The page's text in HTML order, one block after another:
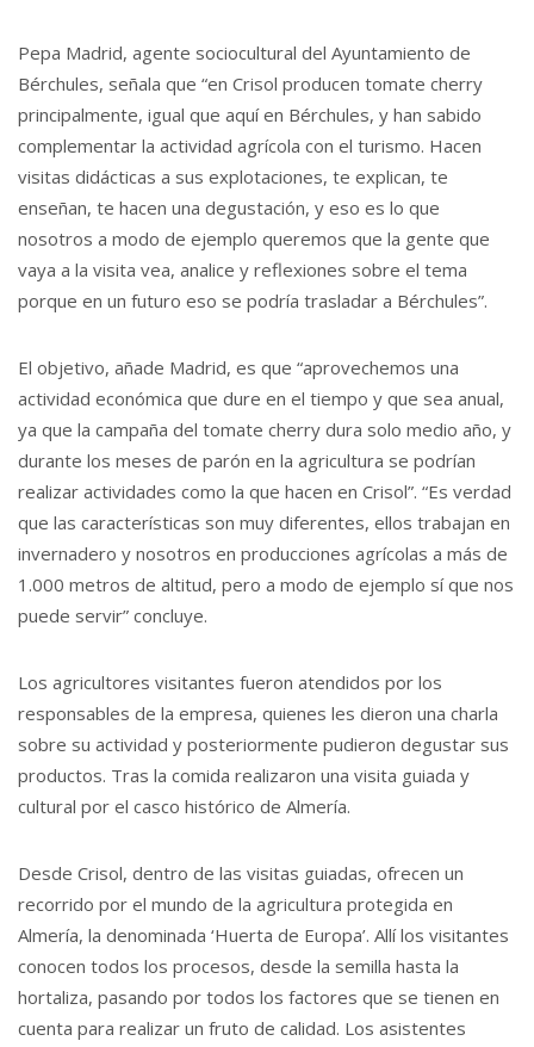
Pepa Madrid, agente sociocultural del Ayuntamiento de
Bérchules, señala que “en Crisol producen tomate cherry
principalmente, igual que aquí en Bérchules, y han sabido
complementar la actividad agrícola con el turismo. Hacen
visitas didácticas a sus explotaciones, te explican, te
enseñan, te hacen una degustación, y eso es lo que
nosotros a modo de ejemplo queremos que la gente que
vaya a la visita vea, analice y reflexiones sobre el tema
porque en un futuro eso se podría trasladar a Bérchules”.
El objetivo, añade Madrid, es que “aprovechemos una
actividad económica que dure en el tiempo y que sea anual,
ya que la campaña del tomate cherry dura solo medio año, y
durante los meses de parón en la agricultura se podrían
realizar actividades como la que hacen en Crisol”. “Es verdad
que las características son muy diferentes, ellos trabajan en
invernadero y nosotros en producciones agrícolas a más de
1.000 metros de altitud, pero a modo de ejemplo sí que nos
puede servir” concluye.
Los agricultores visitantes fueron atendidos por los
responsables de la empresa, quienes les dieron una charla
sobre su actividad y posteriormente pudieron degustar sus
productos. Tras la comida realizaron una visita guiada y
cultural por el casco histórico de Almería.
Desde Crisol, dentro de las visitas guiadas, ofrecen un
recorrido por el mundo de la agricultura protegida en
Almería, la denominada ‘Huerta de Europa’. Allí los visitantes
conocen todos los procesos, desde la semilla hasta la
hortaliza, pasando por todos los factores que se tienen en
cuenta para realizar un fruto de calidad. Los asistentes